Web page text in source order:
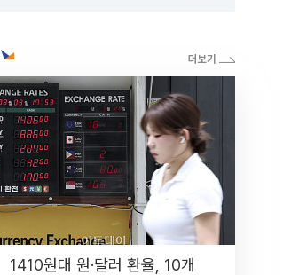
1410원대 원·달러 환율, 10개